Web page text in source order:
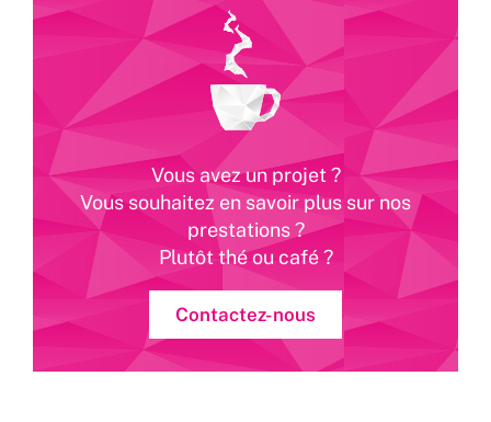
Vous avez un projet ?
Vous souhaitez en savoir plus sur nos
prestations ?
Plutôt thé ou café ?
Contactez-nous